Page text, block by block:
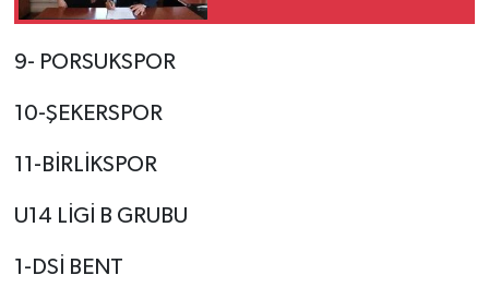
9- PORSUKSPOR
10-ŞEKERSPOR
11-BİRLİKSPOR
U14 LİGİ B GRUBU
1-DSİ BENT